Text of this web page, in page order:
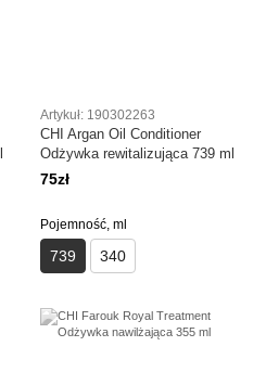
Artykuł: 190302263
CHI Argan Oil Conditioner
Odżywka rewitalizująca 739 ml
75zł
Pojemność, ml
739 340